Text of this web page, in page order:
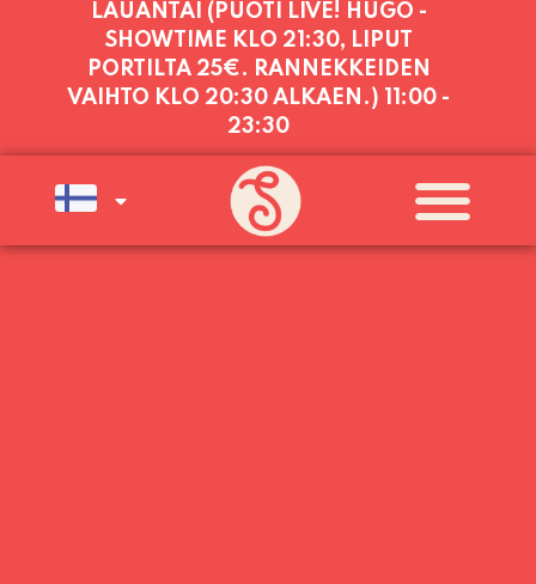
LAUANTAI (PUOTI LIVE! HUGO -
SHOWTIME KLO 21:30, LIPUT
PORTILTA 25€. RANNEKKEIDEN
VAIHTO KLO 20:30 ALKAEN.)
11:00 -
23:30
PALVELEMME PÄIVITTÄIN (MA-SU
KLO 11-21) SUNNUNTAIHIN 16.8.
SAAKKA JONKA JÄLKEEN OLEMME